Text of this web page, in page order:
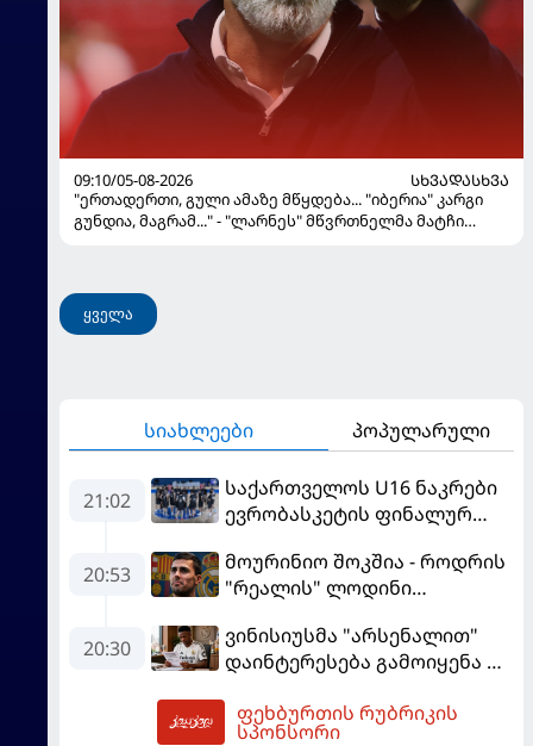
09:10/05-08-2026
ᲡᲮᲕᲐᲓᲐᲡᲮᲕᲐ
"ერთადერთი, გული ამაზე მწყდება... "იბერია" კარგი
გუნდია, მაგრამ..." - "ლარნეს" მწვრთნელმა მატჩი
ყველა
სიახლეები პოპულარული
21:02
საქართველოს U16 ნაკრები
ევრობასკეტის ფინალურ
ასპარეზობას იწყებს
20:53
მოურინიო შოკშია - როდრის
"რეალის" ლოდინი
"ბარსელონაში" გადადის
20:30
ვინისიუსმა "არსენალით"
დაინტერესება გამოიყენა და
მომგებიანად გააგრძელა
ფეხბურთის რუბრიკის
სპონსორი